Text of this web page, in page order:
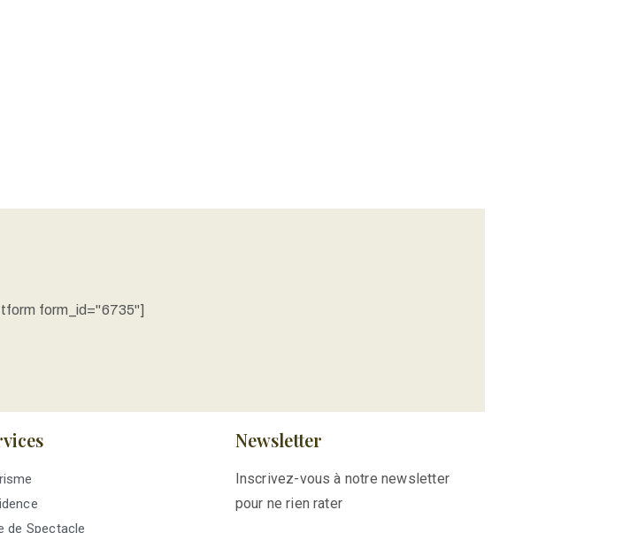
form_id="6735"]
de Spectacle
Newsletter
Inscrivez-vous à notre newsletter
pour ne rien rater